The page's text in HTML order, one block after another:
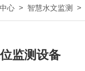
心 > 智慧水文监测 >
监测设备